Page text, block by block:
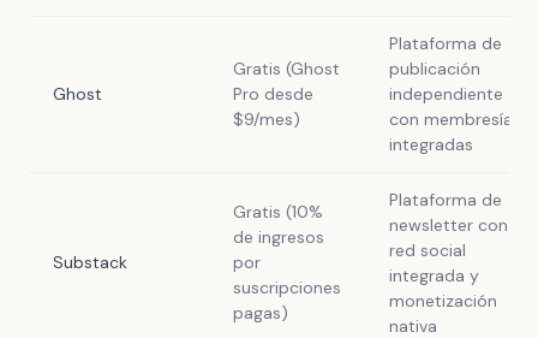
Ghost
Gratis (Ghost
Pro desde
$9/mes)
Plataforma de
publicación
independiente
con membresías
integradas
Substack
Gratis (10%
de ingresos
por
suscripciones
pagas)
Plataforma de
newsletter con
red social
integrada y
monetización
nativa